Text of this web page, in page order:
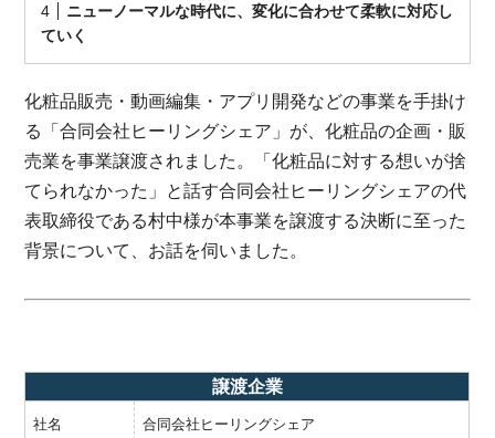
ニューノーマルな時代に、変化に合わせて柔軟に対応し
ていく
化粧品販売・動画編集・アプリ開発などの事業を手掛け
る「合同会社ヒーリングシェア」が、化粧品の企画・販
売業を事業譲渡されました。「化粧品に対する想いが捨
てられなかった」と話す合同会社ヒーリングシェアの代
表取締役である村中様が本事業を譲渡する決断に至った
背景について、お話を伺いました。
譲渡企業
社名 合同会社ヒーリングシェア